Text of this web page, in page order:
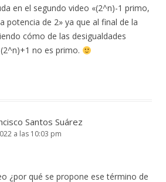
en el segundo video «(2^n)-1 primo,
potencia de 2» ya que al final de la
cómo de las desigualdades
no es primo.
Santos Suárez
a las 10:03 pm
¿por qué se propone ese término de